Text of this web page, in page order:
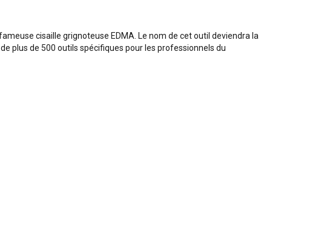
cisaille grignoteuse EDMA. Le nom de cet outil deviendra la
plus de 500 outils spécifiques pour les professionnels du